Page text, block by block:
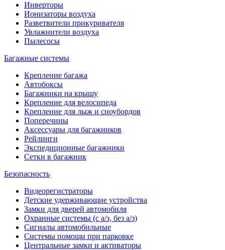
Инверторы
Ионизаторы воздуха
Разветвители прикуривателя
Увлажнители воздуха
Пылесосы
Багажные системы
Крепление багажа
Автобоксы
Багажники на крышу
Крепление для велосипеда
Крепление для лыж и сноубордов
Поперечины
Аксессуары для багажников
Рейлинги
Экспедиционные багажники
Сетки в багажник
Безопасность
Видеорегистраторы
Детские удерживающие устройства
Замки для дверей автомобиля
Охранные системы (с а/з, без а/з)
Сигналы автомобильные
Системы помощи при парковке
Центральные замки и активаторы